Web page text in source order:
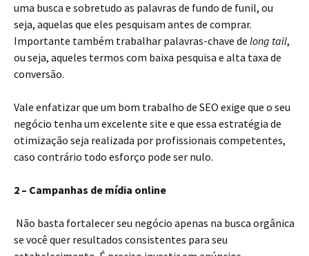
uma busca e sobretudo as palavras de fundo de funil, ou
seja, aquelas que eles pesquisam antes de comprar.
Importante também trabalhar palavras-chave de long tail,
ou seja, aqueles termos com baixa pesquisa e alta taxa de
conversão.
Vale enfatizar que um bom trabalho de SEO exige que o seu
negócio tenha um excelente site e que essa estratégia de
otimização seja realizada por profissionais competentes,
caso contrário todo esforço pode ser nulo.
2 – Campanhas de mídia online
Não basta fortalecer seu negócio apenas na busca orgânica
se você quer resultados consistentes para seu